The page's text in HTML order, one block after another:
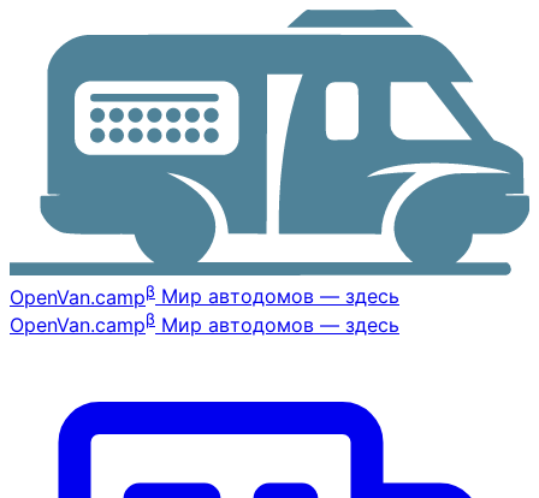
OpenVan.campβ Мир автодомов — здесь
OpenVan.campβ Мир автодомов — здесь